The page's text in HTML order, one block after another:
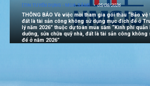
[TIN TUYỂN DỤNG - MUA SẮM] 05/08/2026
THÔNG BÁO Về việc mời tham gia gói thầu “Bảo
đất là tài sản công không sử dụng mục đích để ở
lý năm 2026” thuộc dự toán mua sắm “Kinh phí
dưỡng, sửa chữa quỹ nhà, đất là tài sản công không
để ở năm 2026”